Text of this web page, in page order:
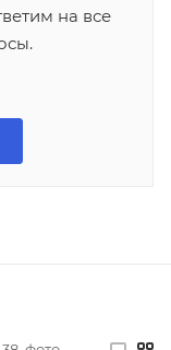
на все